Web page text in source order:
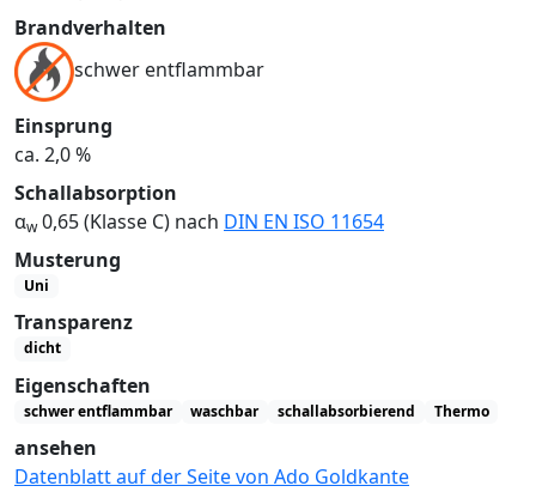
Brandverhalten
schwer entflammbar
Einsprung
ca. 2,0 %
Schallabsorption
αw0,65 (Klasse C) nach DIN EN ISO 11654
Musterung
Uni
Transparenz
dicht
Eigenschaften
schwer entflammbar waschbar schallabsorbierend Thermo
ansehen
Datenblatt auf der Seite von Ado Goldkante